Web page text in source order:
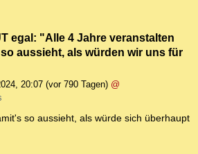
egal: "Alle 4 Jahre veranstalten
aussieht, als würden wir uns für
20:07 (vor 790 Tagen) @
so aussieht, als würde sich überhaupt